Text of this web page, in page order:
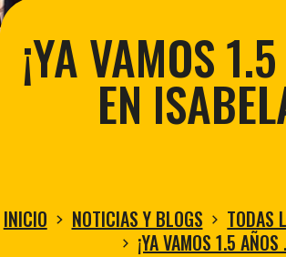
¡YA VAMOS
EN
INICIO NOTICIAS Y BLOGS
TODAS
¡YA VAMOS 1.5